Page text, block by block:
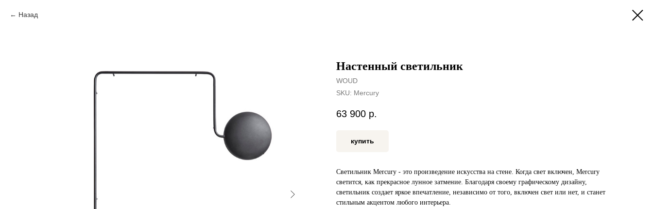
Назад
Настенный светильник
WOUD
SKU: Mercury
63 900 р.
купить
Светильник Mercury - это произведение искусства на стене. Когда свет включен, Mercury
светится, как прекрасное лунное затмение. Благодаря своему графическому дизайну,
светильник создает яркое впечатление, независимо от того, включен свет или нет, и станет
стильным акцентом любого интерьера.